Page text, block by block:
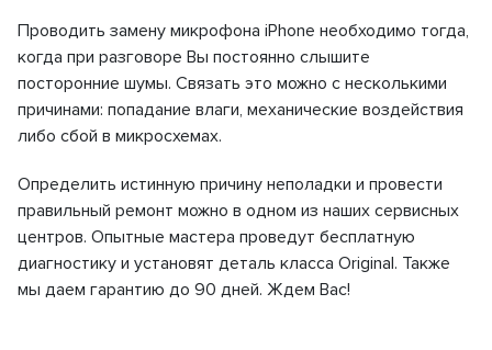
Проводить замену микрофона iPhone необходимо тогда,
когда при разговоре Вы постоянно слышите
посторонние шумы. Связать это можно с несколькими
причинами: попадание влаги, механические воздействия
либо сбой в микросхемах.
Определить истинную причину неполадки и провести
правильный ремонт можно в одном из наших сервисных
центров. Опытные мастера проведут бесплатную
диагностику и установят деталь класса Original. Также
мы даем гарантию до 90 дней. Ждем Вас!